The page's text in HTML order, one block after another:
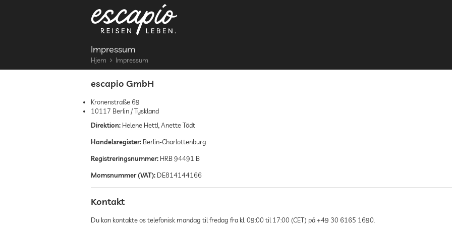
Impressum
Hjem Impressum
escapio GmbH
Kronenstraße 69
10117 Berlin / Tyskland
Direktion: Helene Hettl, Anette Tödt
Handelsregister: Berlin-Charlottenburg
Registreringsnummer: HRB 94491 B
Momsnummer (VAT): DE814144166
Kontakt
Du kan kontakte os telefonisk mandag til fredag fra kl. 09:00 til 17:00 (CET) på +49 30 6165 1690.